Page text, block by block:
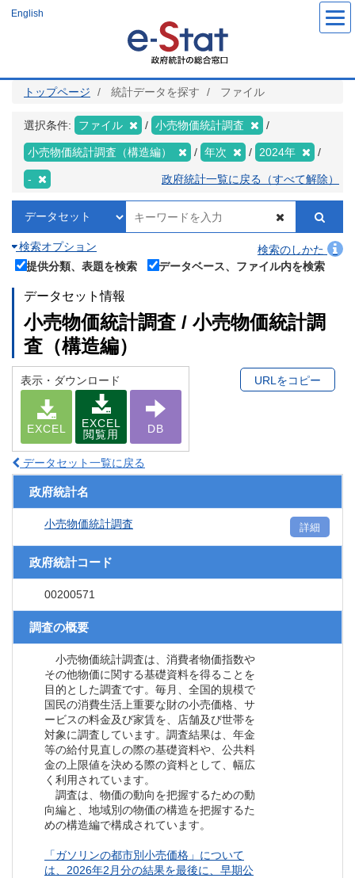
ツ
English
トップページ 統計データを探す ファイル
選択条件: ファイル 小売物価統計調査
小売物価統計調査（構造編） 年次 2024年
- 政府統計一覧に戻る（すべて解除）
検索オプション
検索のしかた
提供分類、表題を検索
データベース、ファイル内を検索
データセット情報
小売物価統計調査 / 小売物価統計調
査（構造編）
表示・ダウンロード
EXCEL
EXCEL
閲覧用
DB
URLをコピー
データセット一覧に戻る
政府統計名
小売物価統計調査 詳細
政府統計コード
00200571
調査の概要
小売物価統計調査は、消費者物価指数や
その他物価に関する基礎資料を得ることを
目的とした調査です。毎月、全国的規模で
国民の消費生活上重要な財の小売価格、サ
ービスの料金及び家賃を、店舗及び世帯を
対象に調査しています。調査結果は、年金
等の給付見直しの際の基礎資料や、公共料
金の上限値を決める際の資料として、幅広
く利用されています。
調査は、物価の動向を把握するための動
向編と、地域別の物価の構造を把握するた
めの構造編で構成されています。
「ガソリンの都市別小売価格」について
は、2026年2月分の結果を最後に、早期公